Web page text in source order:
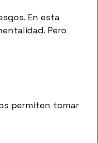
En esta
Pero
permiten tomar